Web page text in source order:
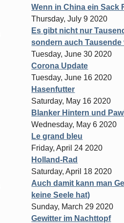
Wenn in China ein Sack
Thursday, July 9 2020
Es gibt nicht nur
sondern auch
Tuesday, June 30 2020
Corona Update
Tuesday, June 16 2020
Hasenfutter
Saturday, May 16 2020
Blanker Hintern und
Wednesday, May 6 2020
Le grand bleu
Friday, April 24 2020
Holland-Rad
Saturday, April 18 2020
Auch damit kann man
keine Seele hat)
Sunday, March 29 2020
Gewitter im Nachttopf